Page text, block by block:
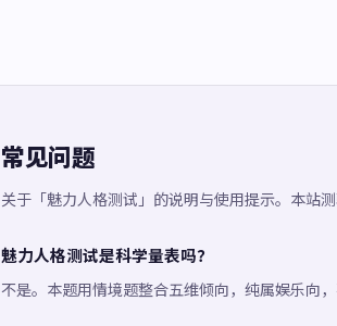
常见问题
关于「魅力人格测试」的说明与使用提示。本站
魅力人格测试是科学量表吗？
不是。本题用情境题整合五维倾向，纯属娱乐向